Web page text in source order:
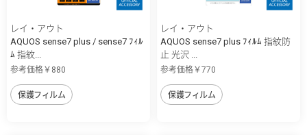
レイ・アウト
AQUOS sense7 plus / sense7 ﾌｨﾙ
ﾑ 指紋...
参考価格￥880
保護フィルム
レイ・アウト
AQUOS sense7 plus ﾌｨﾙﾑ 指紋防
止 光沢 ...
参考価格￥770
保護フィルム